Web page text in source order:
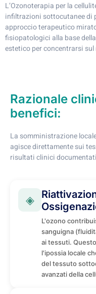
L’Ozonoterapia per la
infiltrazioni sottocutanee di
approccio terapeutico
fisiopatologici alla base
estetico per concentrarsi
Razionale
benefici:
La somministrazione
agisce direttamente sui
risultati clinici
◈
L'ozono
sanguigna
ai tessuti.
l'ipossia locale
del tessuto
avanzati della